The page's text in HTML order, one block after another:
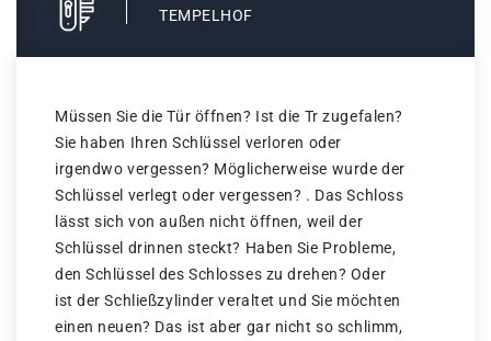
TEMPELHOF
Müssen Sie die Tür öffnen? Ist die Tr zugefalen?
Sie haben Ihren Schlüssel verloren oder
irgendwo vergessen? Möglicherweise wurde der
Schlüssel verlegt oder vergessen? . Das Schloss
lässt sich von außen nicht öffnen, weil der
Schlüssel drinnen steckt? Haben Sie Probleme,
den Schlüssel des Schlosses zu drehen? Oder
ist der Schließzylinder veraltet und Sie möchten
einen neuen? Das ist aber gar nicht so schlimm,